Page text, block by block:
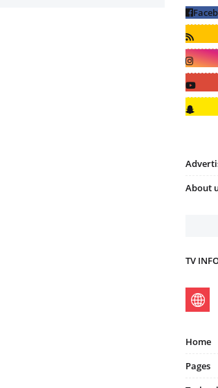
About
TV
Home
Pages